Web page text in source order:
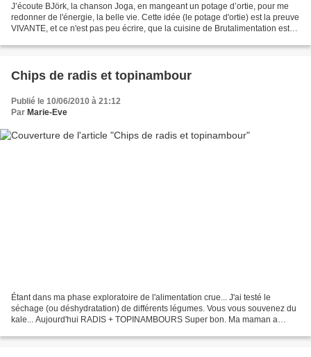
J’écoute BJörk, la chanson Joga, en mangeant un potage d’ortie, pour me
redonner de l'énergie, la belle vie. Cette idée (le potage d'ortie) est la preuve
VIVANTE, et ce n'est pas peu écrire, que la cuisine de Brutalimentation est
Chips de radis et topinambour
Publié le 10/06/2010 à 21:12
Par Marie-Eve
Étant dans ma phase exploratoire de l'alimentation crue... J'ai testé le
séchage (ou déshydratation) de différents légumes. Vous vous souvenez du
kale... Aujourd'hui RADIS + TOPINAMBOURS Super bon. Ma maman a